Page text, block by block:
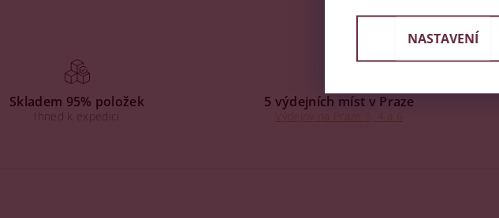
Skladem 95% položek
Ihned k expedici
5 výdejních míst v Praze
Výdejny na Praze 3, 4 a 6
NASTAVENÍ